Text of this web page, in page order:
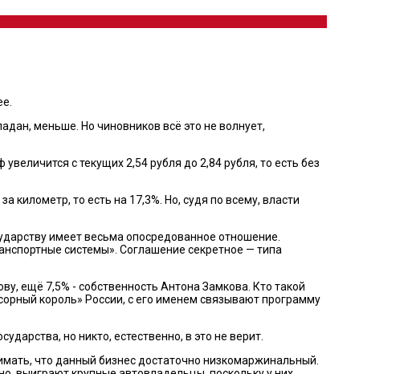
меньше. Но чиновников всё это не волнует,
с текущих 2,54 рубля до 2,84 рубля, то есть без
километр, то есть на 17,3%. Но, судя по всему, власти
имеет весьма опосредованное отношение.
системы». Соглашение секретное — типа
ещё 7,5% - собственность Антона Замкова. Кто такой
король» России, с его именем связывают программу
но никто, естественно, в это не верит.
что данный бизнес достаточно низкомаржинальный.